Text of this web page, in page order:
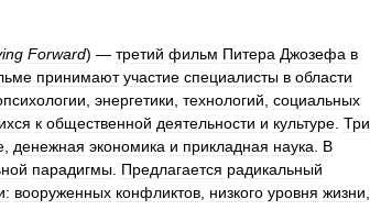
Forward) — третий фильм Питера Джозефа в
принимают участие специалисты в области
энергетики технологий социальных
к общественной деятельности и культуре Три
денежная экономика и прикладная наука
В
парадигмы Предлагается радикальный
вооруженных конфликтов низкого уровня жизни